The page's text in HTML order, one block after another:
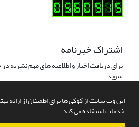
این وب سایت از کوکی ها برای اطمینان از ارائه
خدمات استفاده می کند.
اشتراک خبرنامه
برای دریافت اخبار و اطلاعیه های مهم نشریه
شوید.